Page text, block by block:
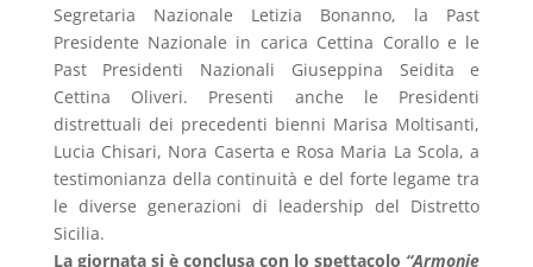
Segretaria Nazionale Letizia Bonanno, la Past
Presidente Nazionale in carica Cettina Corallo e le
Past Presidenti Nazionali Giuseppina Seidita e
Cettina Oliveri. Presenti anche le Presidenti
distrettuali dei precedenti bienni Marisa Moltisanti,
Lucia Chisari, Nora Caserta e Rosa Maria La Scola, a
testimonianza della continuità e del forte legame tra
le diverse generazioni di leadership del Distretto
Sicilia.
La giornata si è conclusa con lo spettacolo “Armonie